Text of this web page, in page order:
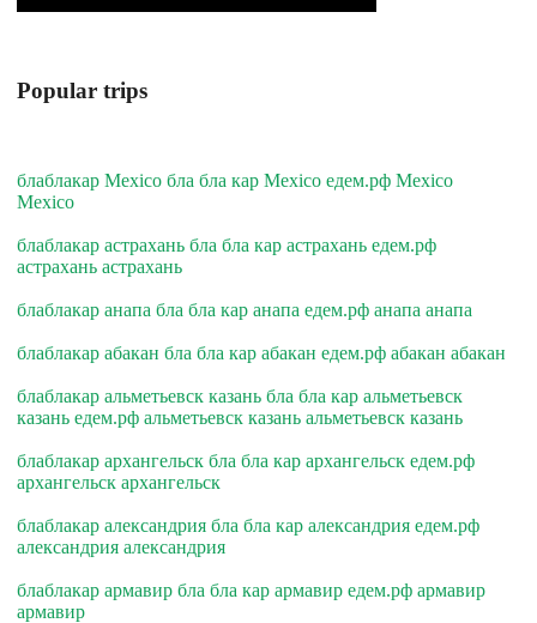
Popular trips
блаблакар Mexico бла бла кар Mexico едем.рф Mexico
Mexico
блаблакар астрахань бла бла кар астрахань едем.рф
астрахань астрахань
блаблакар анапа бла бла кар анапа едем.рф анапа анапа
блаблакар абакан бла бла кар абакан едем.рф абакан абакан
блаблакар альметьевск казань бла бла кар альметьевск
казань едем.рф альметьевск казань альметьевск казань
блаблакар архангельск бла бла кар архангельск едем.рф
архангельск архангельск
блаблакар александрия бла бла кар александрия едем.рф
александрия александрия
блаблакар армавир бла бла кар армавир едем.рф армавир
армавир